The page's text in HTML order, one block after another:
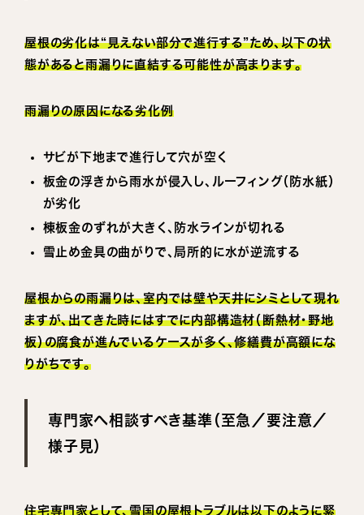
屋根の劣化は“見えない部分で進行する”ため、以下の状
態があると雨漏りに直結する可能性が高まります。
雨漏りの原因になる劣化例
サビが下地まで進行して穴が空く
板金の浮きから雨水が侵入し、ルーフィング（防水紙）
が劣化
棟板金のずれが大きく、防水ラインが切れる
雪止め金具の曲がりで、局所的に水が逆流する
屋根からの雨漏りは、室内では壁や天井にシミとして現れ
ますが、出てきた時にはすでに内部構造材（断熱材・野地
板）の腐食が進んでいるケースが多く、修繕費が高額にな
りがちです。
専門家へ相談すべき基準（至急／要注意／
様子見）
住宅専門家として、雪国の屋根トラブルは以下のように緊